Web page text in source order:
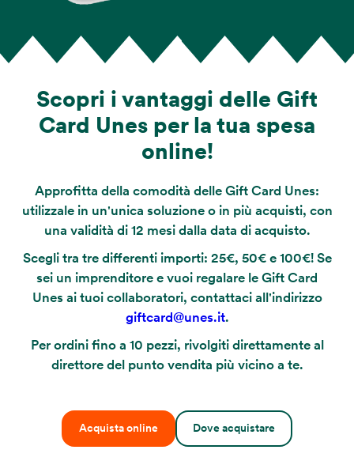
Scopri i vantaggi delle Gift
Card Unes per la tua spesa
online!
Approfitta della comodità delle Gift Card Unes:
utilizzale in un'unica soluzione o in più acquisti, con
una validità di 12 mesi dalla data di acquisto.
Scegli tra tre differenti importi: 25€, 50€ e 100€! Se
sei un imprenditore e vuoi regalare le Gift Card
Unes ai tuoi collaboratori, contattaci all'indirizzo
giftcard@unes.it.
Per ordini fino a 10 pezzi, rivolgiti direttamente al
direttore del punto vendita più vicino a te.
Acquista online Dove acquistare